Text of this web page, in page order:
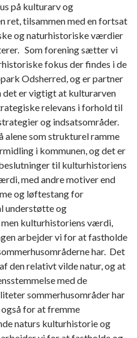
på kulturarv og
ret, tilsammen med en fortsat
og naturhistoriske værdier
Som forening sætter vi
fokus der findes i de
Odsherred, og er partner
det er vigtigt at kulturarven
relevans i forhold til
og indsatsområder.
som strukturel ramme
i kommunen, og det er
til kulturhistoriens
med andre motiver end
og løftestang for
understøtte og
kulturhistoriens værdi,
arbejder vi for at fastholde
har. Det
den relativt vilde natur, og at
med de
sommerhusområder har
for at fremme
naturs kulturhistorie og